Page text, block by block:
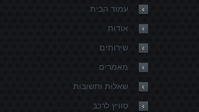
עמוד הבית
אודות
שירותים
מאמרים
שאלות ותשובות
סוויץ לרכב